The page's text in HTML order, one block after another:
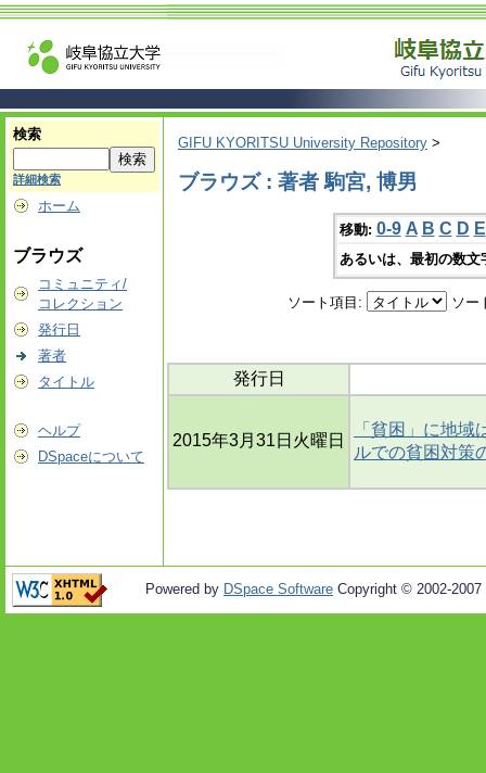
検索
詳細検索
ホーム
ブラウズ
コミュニティ/
コレクション
発行日
著者
タイトル
ヘルプ
DSpaceについて
GIFU KYORITSU University Repository >
ブラウズ : 著者 駒宮, 博男
移動: 0-9 A B C D E
あるいは、最初の数
ソート項目: ソー
発行日
2015年3月31日火曜日
「貧困」に地
ルでの貧困対策
Powered by DSpace Software Copyright © 2002-2007